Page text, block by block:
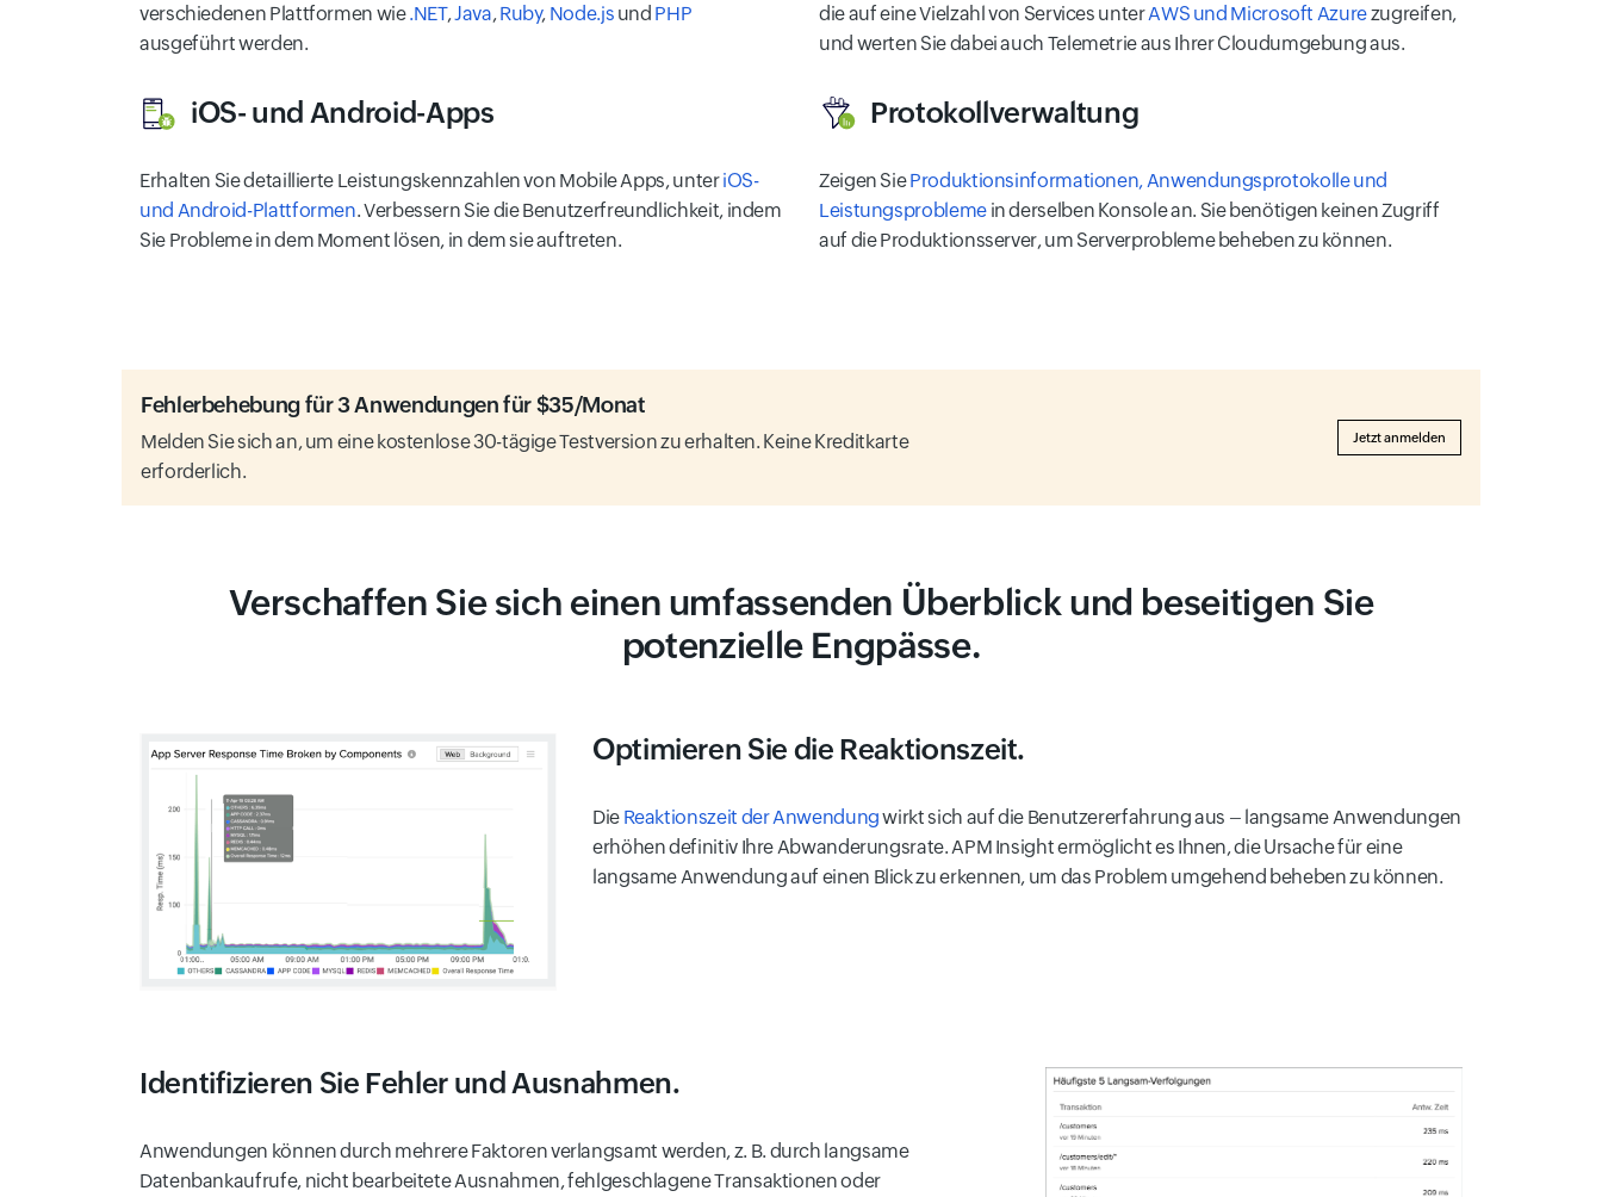
verschiedenen Plattformen wie.NET,Java,Ruby, Node.js und PHP
ausgeführt werden.
die auf eine Vielzahl von Services unterAWS und Microsoft Azurezugreifen,
und werten Sie dabei auch Telemetrie aus Ihrer Cloudumgebung aus.
iOS- und Android-Apps
Erhalten Sie detaillierte Leistungskennzahlen von Mobile Apps, unteriOS-
und Android-Plattformen. Verbessern Sie die Benutzerfreundlichkeit, indem
Sie Probleme in dem Moment lösen, in dem sie auftreten.
Protokollverwaltung
Zeigen SieProduktionsinformationen, Anwendungsprotokolle und
Leistungsproblemein derselben Konsole an. Sie benötigen keinen Zugriff
auf die Produktionsserver, um Serverprobleme beheben zu können.
Fehlerbehebung für 3 Anwendungen für $35/Monat
Melden Sie sich an, um eine kostenlose 30-tägige Testversion zu erhalten. Keine Kreditkarte
erforderlich.
Jetzt anmelden
Verschaffen Sie sich einen umfassenden Überblick und beseitigen Sie
potenzielle Engpässe.
Optimieren Sie die Reaktionszeit.
Die Reaktionszeit der Anwendungwirkt sich auf die Benutzererfahrung aus – langsame Anwendungen
erhöhen definitiv Ihre Abwanderungsrate. APM Insight ermöglicht es Ihnen, die Ursache für eine
langsame Anwendung auf einen Blick zu erkennen, um das Problem umgehend beheben zu können.
Identifizieren Sie Fehler und Ausnahmen.
Anwendungen können durch mehrere Faktoren verlangsamt werden, z. B. durch langsame
Datenbankaufrufe, nicht bearbeitete Ausnahmen, fehlgeschlagene Transaktionen oder